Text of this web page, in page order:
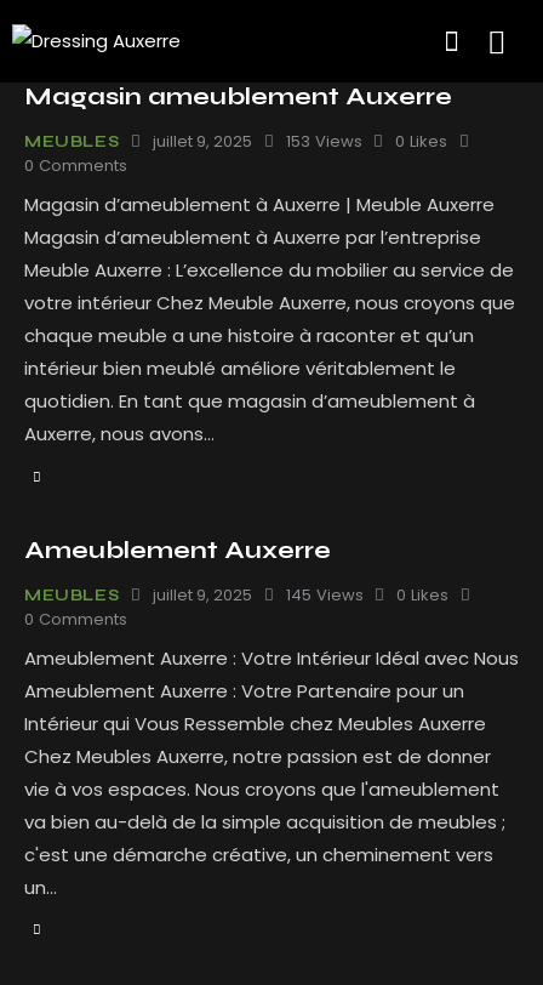
Magasin ameublement Auxerre
MEUBLES juillet 9, 2025 153 Views 0 Likes
0 Comments
Magasin d’ameublement à Auxerre | Meuble Auxerre
Magasin d’ameublement à Auxerre par l’entreprise
Meuble Auxerre : L’excellence du mobilier au service de
votre intérieur Chez Meuble Auxerre, nous croyons que
chaque meuble a une histoire à raconter et qu’un
intérieur bien meublé améliore véritablement le
quotidien. En tant que magasin d’ameublement à
Auxerre, nous avons…
Ameublement Auxerre
MEUBLES juillet 9, 2025 145 Views 0 Likes
0 Comments
Ameublement Auxerre : Votre Intérieur Idéal avec Nous
Ameublement Auxerre : Votre Partenaire pour un
Intérieur qui Vous Ressemble chez Meubles Auxerre
Chez Meubles Auxerre, notre passion est de donner
vie à vos espaces. Nous croyons que l'ameublement
va bien au-delà de la simple acquisition de meubles ;
c'est une démarche créative, un cheminement vers
un…